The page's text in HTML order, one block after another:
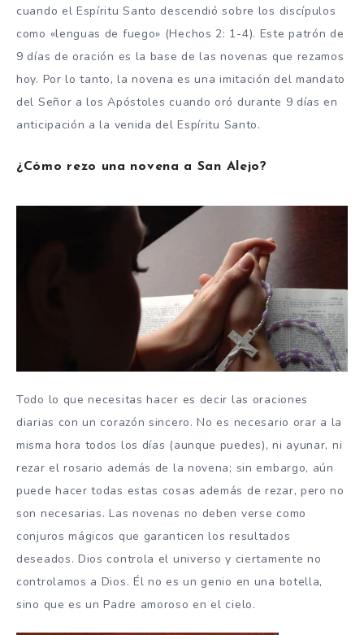
cuando el Espíritu Santo descendió sobre los discípulos
como «lenguas de fuego» (Hechos 2: 1-4). Este patrón de
9 días de oración es la base de las novenas que rezamos
hoy. Por lo tanto, la novena es una imitación del mandato
del Señor a los Apóstoles cuando oró durante 9 días en
anticipación a la venida del Espíritu Santo.
¿Cómo rezo una novena a San Alejo?
Todo lo que necesitas hacer es decir las oraciones
diarias con un corazón sincero. No es necesario orar a la
misma hora todos los días (aunque puedes), ni ayunar, ni
rezar el rosario además de la novena; sin embargo, aún
puede hacer todas estas cosas además de rezar, pero no
son necesarias. Las novenas no deben verse como
conjuros mágicos que garanticen los resultados
deseados. Dios controla el universo y ciertamente no
controlamos a Dios. Él no es un genio en una botella,
sino que es un Padre amoroso en el cielo.